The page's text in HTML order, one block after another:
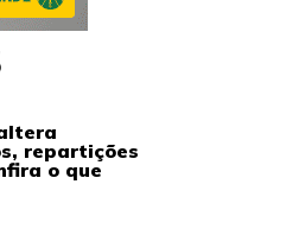
repartições
o que